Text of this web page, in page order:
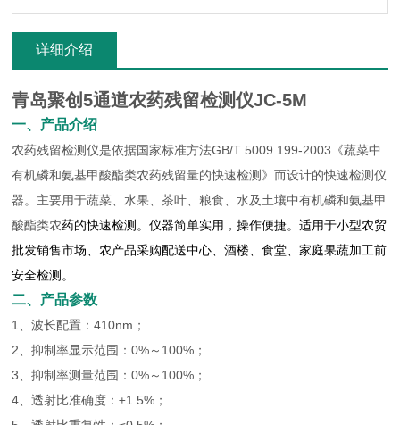
详细介绍
青岛聚创5通道农药残留检测仪JC-5M
一、产品介绍
农药残留检测仪是依据国家标准方法GB/T 5009.199-2003《蔬菜中
有机磷和氨基甲酸酯类农药残留量的快速检测》而设计的快速检测仪
器。主要用于蔬菜、水果、茶叶、粮食、水及土壤中有机磷和氨基甲
酸酯类农药的快速检测。仪器简单实用，操作便捷。适用于小型农贸
批发销售市场、农产品采购配送中心、酒楼、食堂、家庭果蔬加工前
安全检测。
二、产品参数
1、波长配置：410nm；
2、抑制率显示范围：0%～100%；
3、抑制率测量范围：0%～100%；
4、透射比准确度：±1.5%；